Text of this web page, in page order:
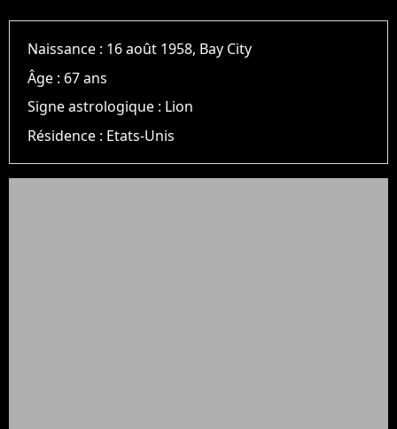
Naissance : 16 août 1958, Bay City
Âge : 67 ans
Signe astrologique : Lion
Résidence : Etats-Unis